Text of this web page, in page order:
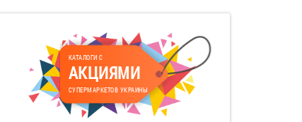
КАТАЛОГИ С
АКЦИЯМИ
СУПЕРМАРКЕТОВ УКРАИНЫ